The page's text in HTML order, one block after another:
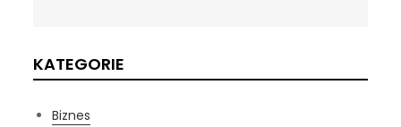
KATEGORIE
Biznes